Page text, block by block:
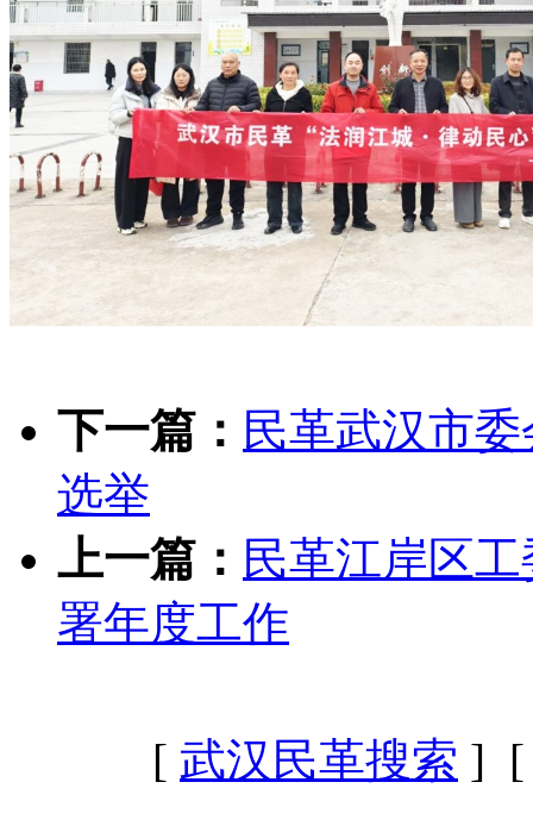
下一篇： 民革武汉市
选举
上一篇： 民革江岸区
署年度工作
[ 武汉民革搜索 ]